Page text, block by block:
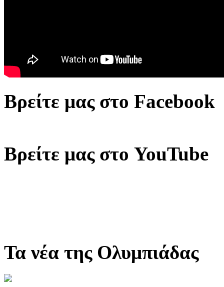
Βρείτε μας στο Facebook
Βρείτε μας στο YouTube
Τα νέα της Ολυμπιάδας